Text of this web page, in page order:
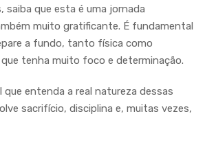
saiba que esta é uma jornada
muito gratificante. É fundamental
a fundo, tanto física como
tenha muito foco e determinação.
que entenda a real natureza dessas
sacrifício, disciplina e, muitas vezes,